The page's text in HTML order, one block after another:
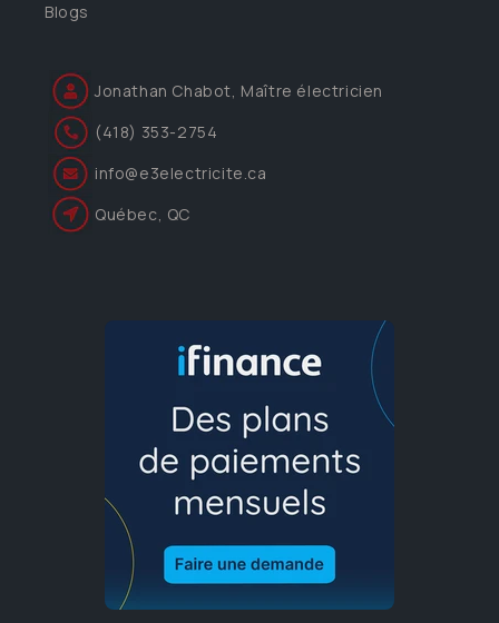
Blogs
Jonathan Chabot, Maître électricien
(418) 353-2754
info@e3electricite.ca
Québec, QC